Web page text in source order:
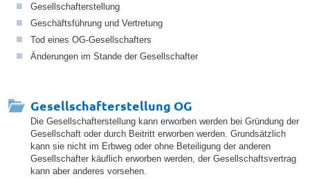
Gesellschafterstellung
Geschäftsführung und Vertretung
Tod eines OG-Gesellschafters
Änderungen im Stande der Gesellschafter
Gesellschafterstellung OG
Die Gesellschafterstellung kann erworben werden bei Gründung der
Gesellschaft oder durch Beitritt erworben werden. Grundsätzlich
kann sie nicht im Erbweg oder ohne Beteiligung der anderen
Gesellschafter käuflich erworben werden, der Gesellschaftsvertrag
kann aber anderes vorsehen.